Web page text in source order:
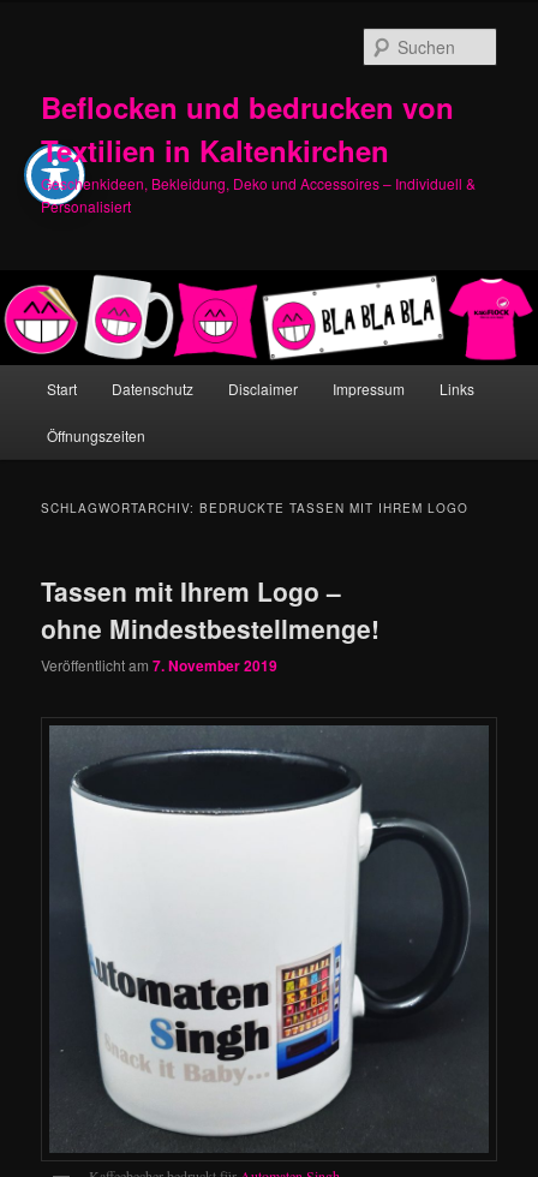
Beflocken und bedrucken von
Textilien in Kaltenkirchen
Geschenkideen, Bekleidung, Deko und Accessoires – Individuell &
Personalisiert
Start Datenschutz Disclaimer Impressum Links
Öffnungszeiten
SCHLAGWORTARCHIV:BEDRUCKTE TASSEN MIT IHREM LOGO
Tassen mit Ihrem Logo –
ohne Mindestbestellmenge!
Veröffentlicht am7. November 2019